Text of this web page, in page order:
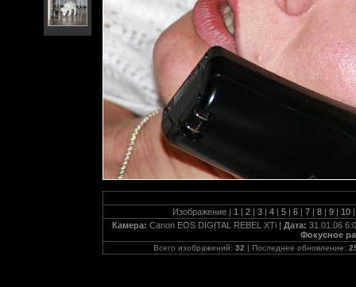
Изображение | 1 | 2 | 3 | 4 | 5 | 6 | 7 | 8 | 9 | 10 |
Камера: Canon EOS DIGITAL REBEL XTi | Дата: 31.01.06
Фокусное
Всего изображений: 32 | Последнее обновление: